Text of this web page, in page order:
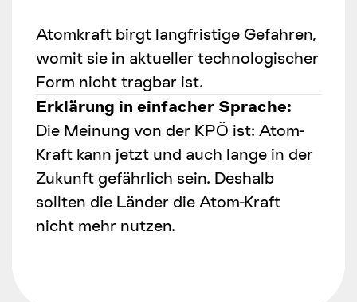
Atomkraft birgt langfristige Gefahren,
womit sie in aktueller technologischer
Form nicht tragbar ist.
Erklärung in einfacher Sprache:
Die Meinung von der KPÖ ist: Atom-
Kraft kann jetzt und auch lange in der
Zukunft gefährlich sein. Deshalb
sollten die Länder die Atom-Kraft
nicht mehr nutzen.